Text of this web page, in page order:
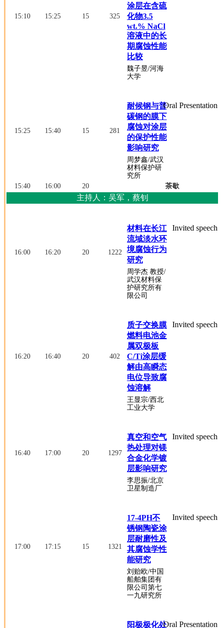
15:10 15:25 15 325
涂层在含硫
化物3.5
wt.% NaCl
溶液中的长
期腐蚀性能
比较
魏子昱/河海
大学
15:25 15:40 15 281
耐候钢与普
碳钢的膜下
腐蚀对涂层
的保护性能
影响研究
周梦鑫/武汉
材料保护研
究所
Oral Presentation
15:40 16:00 20 茶歇
主持人：吴军，蔡钊
16:00 16:20 20 1222
材料在长江
流域淡水环
境腐蚀行为
研究
周学杰 教授/
武汉材料保
护研究所有
限公司
Invited speech
16:20 16:40 20 402
质子交换膜
燃料电池金
属双极板
C/Ti涂层缓
解由高瞬态
电位导致腐
蚀溶解
王显宗/西北
工业大学
Invited speech
16:40 17:00 20 1297
真空和空气
热处理对镁
合金化学镀
层影响研究
李思振/北京
卫星制造厂
Invited speech
17:00 17:15 15 1321
17-4PH不
锈钢陶瓷涂
层耐磨性及
其腐蚀学性
能研究
刘贻欧/中国
船舶集团有
限公司第七
一九研究所
Invited speech
阳极极化处Oral Presentation